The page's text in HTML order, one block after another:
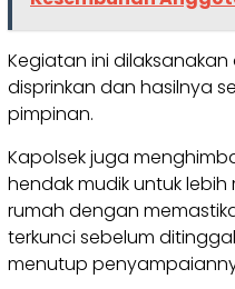
Kegiatan ini
disprinkan dan hasilnya
pimpinan.
Kapolsek juga
hendak mudik untuk
rumah dengan
terkunci sebelum
menutup